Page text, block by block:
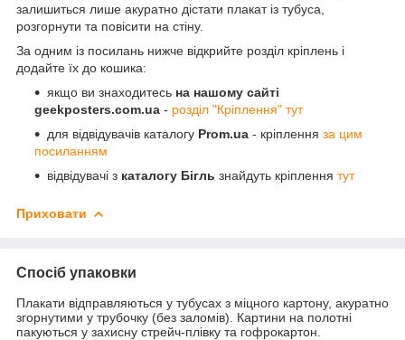
залишиться лише акуратно дістати плакат із тубуса,
розгорнути та повісити на стіну.
За одним із посилань нижче відкрийте розділ кріплень і
додайте їх до кошика:
якщо ви знаходитесь на нашому сайті
geekposters.com.ua - розділ "Кріплення" тут
для відвідувачів каталогу Prom.ua - кріплення за цим
посиланням
відвідувачі з каталогу Бігль знайдуть кріплення тут
Приховати
Спосіб упаковки
Плакати відправляються у тубусах з міцного картону, акуратно
згорнутими у трубочку (без заломів). Картини на полотні
пакуються у захисну стрейч-плівку та гофрокартон.